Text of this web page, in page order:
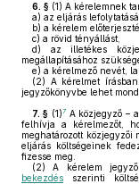
6. § (1) A kérelemnek
a) az eljárás
b) a kérelem
c) a rövid tényállást,
d) az illetékes
megállapításához
e) a kérelmező nevét,
(2) A kérelmet
jegyzőkönyvbe lehet
7. § (1)7A közjegyző –
felhívja a kérelmezőt,
meghatározott
eljárás költségeinek
fizesse meg.
(2) A kérelem
bekezdés szerinti